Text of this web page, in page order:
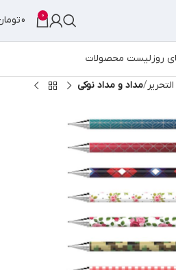
0
0
روزلیست محصولات
مداد و مداد نوکی